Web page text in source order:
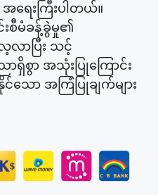
ေးကြီးပါတယ်။
စီမံခန့်ခွဲမှု၏
လာပြီး သင့်
ာရှိစွာ အသုံးပြုကြောင်း
သော အကြံပြုချက်များ